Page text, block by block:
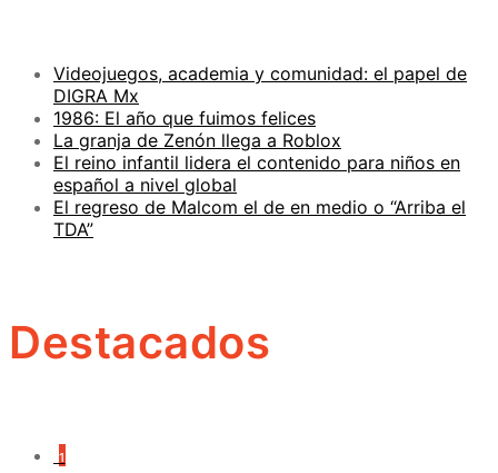
Videojuegos, academia y comunidad: el papel de
DIGRA Mx
1986: El año que fuimos felices
La granja de Zenón llega a Roblox
El reino infantil lidera el contenido para niños en
español a nivel global
El regreso de Malcom el de en medio o “Arriba el
TDA”
Destacados
1